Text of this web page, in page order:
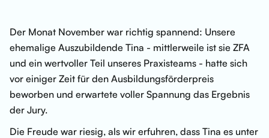
Der Monat November war richtig spannend: Unsere
ehemalige Auszubildende Tina - mittlerweile ist sie ZFA
und ein wertvoller Teil unseres Praxisteams - hatte sich
vor einiger Zeit für den Ausbildungsförderpreis
beworben und erwartete voller Spannung das Ergebnis
der Jury.
Die Freude war riesig, als wir erfuhren, dass Tina es unter